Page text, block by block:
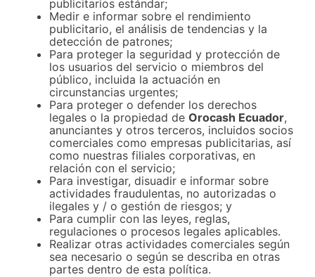
publicitarios estándar;
Medir e informar sobre el rendimiento
publicitario, el análisis de tendencias y la
detección de patrones;
Para proteger la seguridad y protección de
los usuarios del servicio o miembros del
público, incluida la actuación en
circunstancias urgentes;
Para proteger o defender los derechos
legales o la propiedad de Orocash Ecuador,
anunciantes y otros terceros, incluidos socios
comerciales como empresas publicitarias, así
como nuestras filiales corporativas, en
relación con el servicio;
Para investigar, disuadir e informar sobre
actividades fraudulentas, no autorizadas o
ilegales y / o gestión de riesgos; y
Para cumplir con las leyes, reglas,
regulaciones o procesos legales aplicables.
Realizar otras actividades comerciales según
sea necesario o según se describa en otras
partes dentro de esta política.